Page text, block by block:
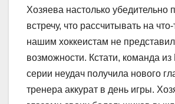
Хозяева настолько убедительно
встречу, что рассчитывать на
нашим хоккеистам не
возможности. Кстати, команда
серии неудач получила нового
тренера аккурат в день игры.